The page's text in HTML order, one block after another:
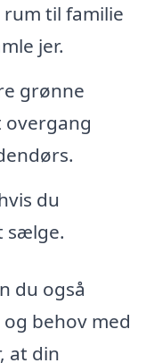
rum til familie
jer.
grønne
overgang
du
sælge.
du også
behov med
at din